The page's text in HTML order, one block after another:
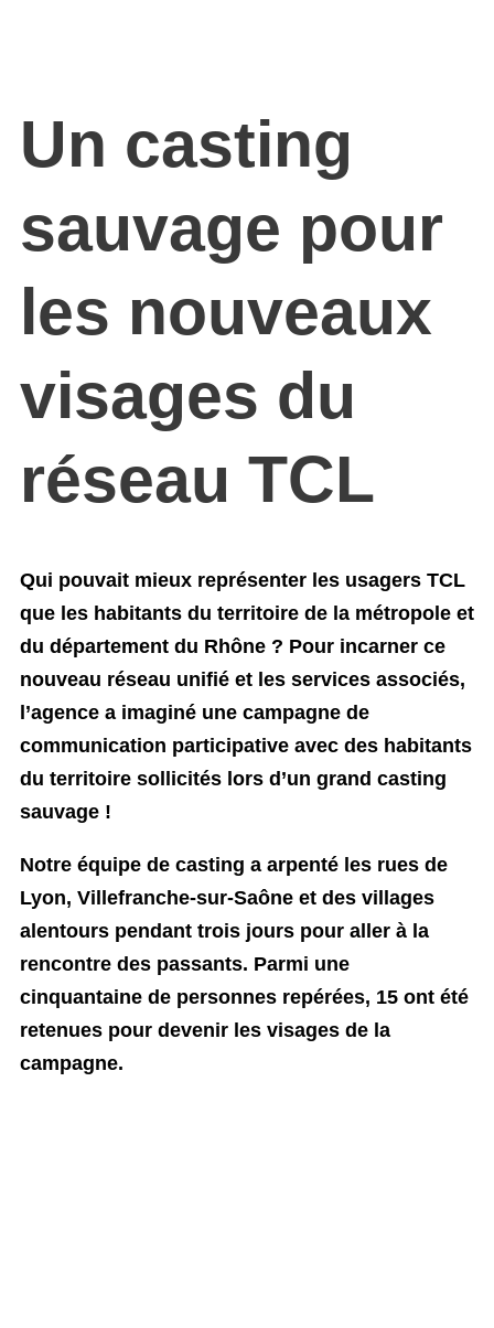
Un casting
sauvage pour
les nouveaux
visages du
réseau TCL
Qui pouvait mieux représenter les usagers TCL
que les habitants du territoire de la métropole et
du département du Rhône ? Pour incarner ce
nouveau réseau unifié et les services associés,
l’agence a imaginé une campagne de
communication participative avec des habitants
du territoire sollicités lors d’un grand casting
sauvage !
Notre équipe de casting a arpenté les rues de
Lyon, Villefranche-sur-Saône et des villages
alentours pendant trois jours pour aller à la
rencontre des passants. Parmi une
cinquantaine de personnes repérées, 15 ont été
retenues pour devenir les visages de la
campagne.